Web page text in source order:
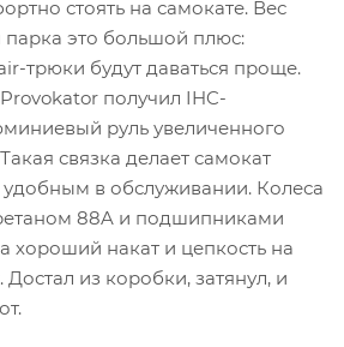
стоять на самокате. Вес
парка это большой плюс:
трюки будут даваться проще.
получил IHC-
руль увеличенного
связка делает самокат
в обслуживании. Колеса
88A и подшипниками
хороший накат и цепкость на
из коробки, затянул, и